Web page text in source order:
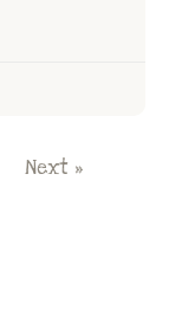
Next »